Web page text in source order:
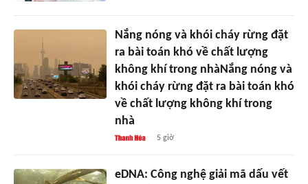
Nắng nóng và khói cháy rừng đặt
ra bài toán khó về chất lượng
không khí trong nhàNắng nóng và
khói cháy rừng đặt ra bài toán khó
về chất lượng không khí trong
nhà
5 giờ
eDNA: Công nghệ giải mã dấu vết